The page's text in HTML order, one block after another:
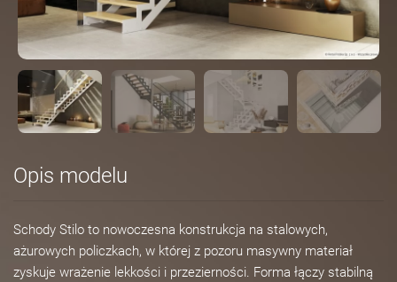
Opis modelu
Schody Stilo to nowoczesna konstrukcja na stalowych,
ażurowych policzkach, w której z pozoru masywny materiał
zyskuje wrażenie lekkości i przezierności. Forma łączy stabilną